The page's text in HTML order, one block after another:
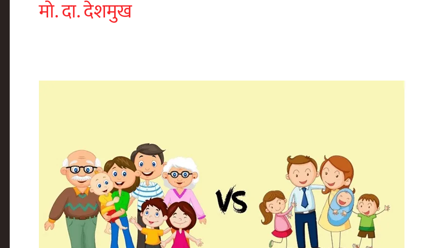
मो. दा. देशमुख